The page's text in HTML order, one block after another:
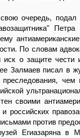
свою очередь,
По словам
иск о защите чести
Залмаев писал в
преследования,
своими
и российских
против
Егиазаряна в